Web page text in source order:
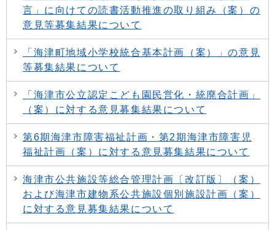
言」に向けての読書活動推進の取り組み（案）の
意見等募集結果について
「海津町地域小学校統合基本計画（案）」の意見
等募集結果について
「海津市公立認定こども園民営化・統廃合計画」
（案）に対する意見募集結果について
第6期海津市障害福祉計画・第2期海津市障害児
福祉計画（案）に対する意見募集結果について
海津市公共施設等総合管理計画〔改訂版〕（案）
および海津市建物系公共施設個別施設計画（案）
に対する意見募集結果について